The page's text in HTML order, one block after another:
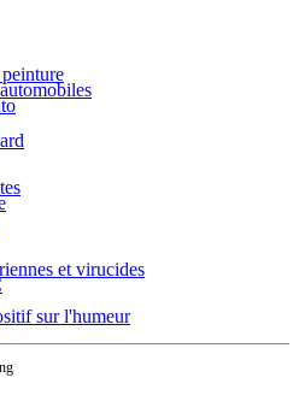
et virucides
sur l'humeur